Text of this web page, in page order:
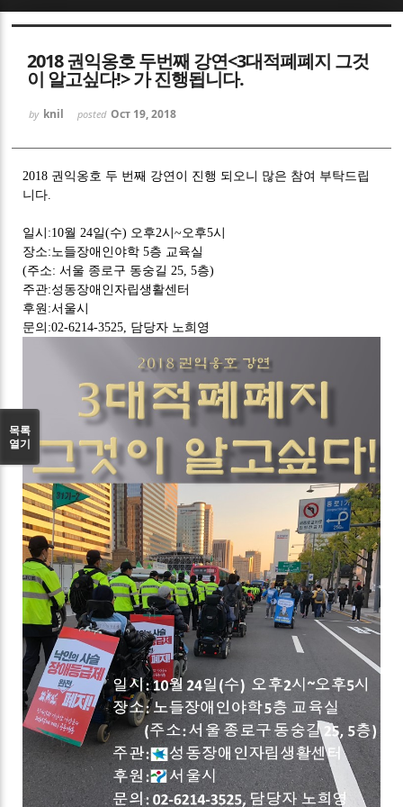
2018 권익옹호 두번째 강연<3대적폐폐지 그것
이 알고싶다!> 가 진행됩니다.
by knil posted Oct 19, 2018
2018 권익옹호 두 번째 강연이 진행 되오니 많은 참여 부탁드립
니다.
일시:10월 24일(수) 오후2시~오후5시
장소:노들장애인야학 5층 교육실
(주소: 서울 종로구 동숭길 25, 5층)
주관:성동장애인자립생활센터
후원:서울시
문의:02-6214-3525, 담당자 노희영
목록
열기
Sketchbook5, 스케치북5
Sketchbook5, 스케치북5